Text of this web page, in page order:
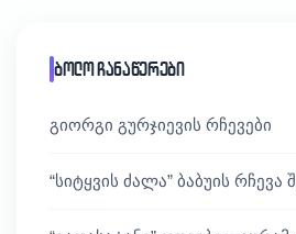
ბოლო ჩანაწერები
გიორგი გურჯიევის რჩევები
“სიტყვის ძალა” ბაბუის